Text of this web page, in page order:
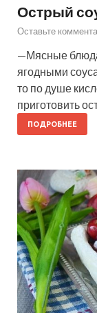
Острый
Оставьте
—Мясные
ягодными
то по душе
приготовить
ПОДРОБНЕЕ